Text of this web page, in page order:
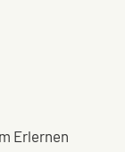
Erlernen